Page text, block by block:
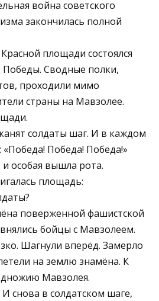
война советского
закончилась полной
площади состоялся
Сводные полки,
проходили мимо
страны на Мавзолее.
солдаты шаг. И в каждом
«Победа! Победа! Победа!»
особая вышла рота.
площадь:
поверженной фашистской
бойцы с Мавзолеем.
Шагнули вперёд. Замерло
на землю знамёна. К
Мавзолея.
снова в солдатском шаге,